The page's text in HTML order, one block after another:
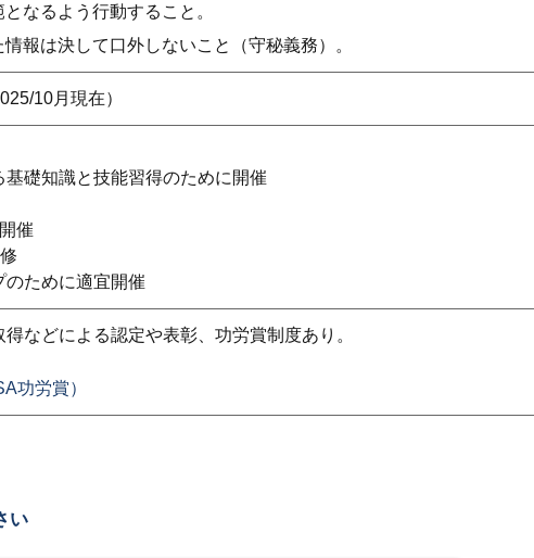
なるよう行動すること。
報は決して口外しないこと（守秘義務）。
10月現在）
礎知識と技能習得のために開催
催
ために適宜開催
などによる認定や表彰、功労賞制度あり。
功労賞）
い